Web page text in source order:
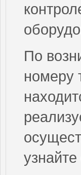
По
номеру